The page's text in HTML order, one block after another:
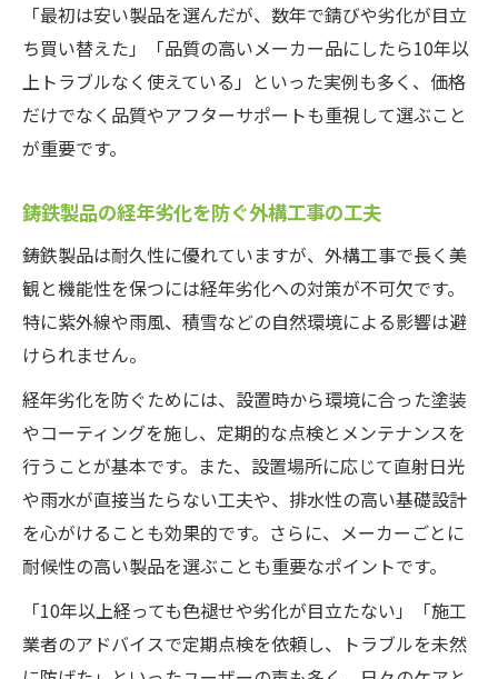
「最初は安い製品を選んだが、数年で錆びや劣化が目立
ち買い替えた」「品質の高いメーカー品にしたら10年以
上トラブルなく使えている」といった実例も多く、価格
だけでなく品質やアフターサポートも重視して選ぶこと
が重要です。
鋳鉄製品の経年劣化を防ぐ外構工事の工夫
鋳鉄製品は耐久性に優れていますが、外構工事で長く美
観と機能性を保つには経年劣化への対策が不可欠です。
特に紫外線や雨風、積雪などの自然環境による影響は避
けられません。
経年劣化を防ぐためには、設置時から環境に合った塗装
やコーティングを施し、定期的な点検とメンテナンスを
行うことが基本です。また、設置場所に応じて直射日光
や雨水が直接当たらない工夫や、排水性の高い基礎設計
を心がけることも効果的です。さらに、メーカーごとに
耐候性の高い製品を選ぶことも重要なポイントです。
「10年以上経っても色褪せや劣化が目立たない」「施工
業者のアドバイスで定期点検を依頼し、トラブルを未然